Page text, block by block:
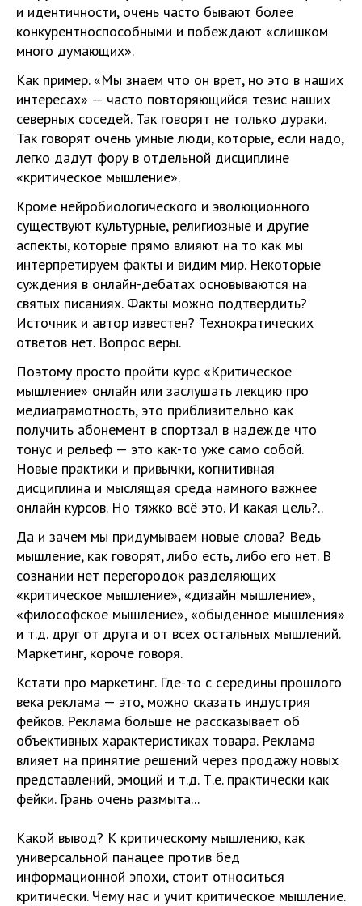
и идентичности, очень часто бывают более
конкурентноспособными и побеждают «слишком
много думающих».
Как пример. «Мы знаем что он врет, но это в наших
интересах» — часто повторяющийся тезис наших
северных соседей. Так говорят не только дураки.
Так говорят очень умные люди, которые, если надо,
легко дадут фору в отдельной дисциплине
«критическое мышление».
Кроме нейробиологического и эволюционного
существуют культурные, религиозные и другие
аспекты, которые прямо влияют на то как мы
интерпретируем факты и видим мир. Некоторые
суждения в онлайн-дебатах основываются на
святых писаниях. Факты можно подтвердить?
Источник и автор известен? Технократических
ответов нет. Вопрос веры.
Поэтому просто пройти курс «Критическое
мышление» онлайн или заслушать лекцию про
медиаграмотность, это приблизительно как
получить абонемент в спортзал в надежде что
тонус и рельеф — это как-то уже само собой.
Новые практики и привычки, когнитивная
дисциплина и мыслящая среда намного важнее
онлайн курсов. Но тяжко всё это. И какая цель?..
Да и зачем мы придумываем новые слова? Ведь
мышление, как говорят, либо есть, либо его нет. В
сознании нет перегородок разделяющих
«критическое мышление», «дизайн мышление»,
«философское мышление», «обыденное мышления»
и т.д. друг от друга и от всех остальных мышлений.
Маркетинг, короче говоря.
Кстати про маркетинг. Где-то с середины прошлого
века реклама — это, можно сказать индустрия
фейков. Реклама больше не рассказывает об
объективных характеристиках товара. Реклама
влияет на принятие решений через продажу новых
представлений, эмоций и т.д. Т.е. практически как
фейки. Грань очень размыта...
Какой вывод? К критическому мышлению, как
универсальной панацее против бед
информационной эпохи, стоит относиться
критически. Чему нас и учит критическое мышление.